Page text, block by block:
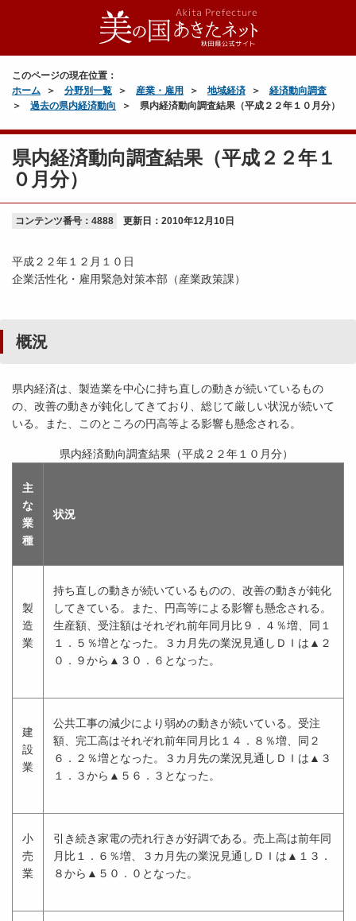
このページの現在位置：
ホーム
分野別一覧 産業・雇用 地域経済
経済動向調査
過去の県内経済動向
県内経済動向調査結果（平成２２年１０月分）
県内経済動向調査結果（平成２２年１
０月分）
コンテンツ番号：4888 更新日： 2010年12月10日
平成２２年１２月１０日
企業活性化・雇用緊急対策本部（産業政策課）
概況
県内経済は、製造業を中心に持ち直しの動きが続いているもの
の、改善の動きが鈍化してきており、総じて厳しい状況が続いて
いる。また、このところの円高等よる影響も懸念される。
主
な
業
種
状況
県内経済動向調査結果（平成２２年１０月分）
製
造
業
持ち直しの動きが続いているものの、改善の動きが鈍化
してきている。また、円高等による影響も懸念される。
生産額、受注額はそれぞれ前年同月比９．４％増、同１
１．５％増となった。３カ月先の業況見通しＤＩは▲２
０．９から▲３０．６となった。
建
設
業
公共工事の減少により弱めの動きが続いている。受注
額、完工高はそれぞれ前年同月比１４．８％増、同２
６．２％増となった。３カ月先の業況見通しＤＩは▲３
１．３から▲５６．３となった。
小
売
業
引き続き家電の売れ行きが好調である。売上高は前年同
月比１．６％増、３カ月先の業況見通しＤＩは▲１３．
８から▲５０．０となった。